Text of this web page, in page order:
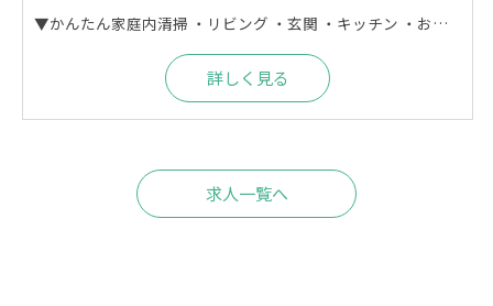
▼かんたん家庭内清掃 ・リビング ・玄関 ・キッチン ・お風呂 ・トイレ などの水回りを含むモップ掛けや掃除機かけ 拭き清掃などの簡単な清掃をお任せします。 ▼宿泊施設清掃 ・民泊 ・マンスリーの賃貸住宅の退去時 ・ロッジ ・ペンション ・貸別荘 上記施設の清掃をお任せします。 時短勤務 (2時間) なので、無理なく勤務できます。
詳しく見る
求人一覧へ